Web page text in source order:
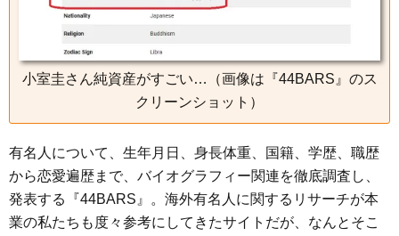
小室圭さん純資産がすごい…（画像は『44BARS』のス
クリーンショット）
有名人について、生年月日、身長体重、国籍、学歴、職歴
から恋愛遍歴まで、バイオグラフィー関連を徹底調査し、
発表する『44BARS』。海外有名人に関するリサーチが本
業の私たちも度々参考にしてきたサイトだが、なんとそこ